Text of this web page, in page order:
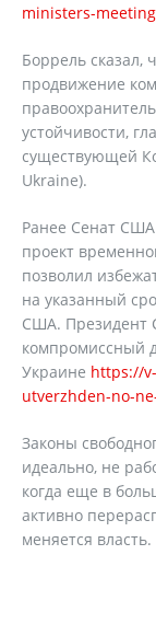
ministers-
Боррель сказал,
продвижение
устойчивости,
существующей
Ukraine).
Ранее Сенат США
проект
позволил
на указанный
США. Президент
компромиссный
Украине https://
utverzhden-no-
Законы
идеально, не
когда еще в
активно
меняется власть.